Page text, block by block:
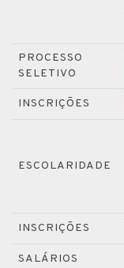
PROCESSO
SELETIVO
INSCRIÇÕES
ESCOLARIDADE
INSCRIÇÕES
SALÁRIOS